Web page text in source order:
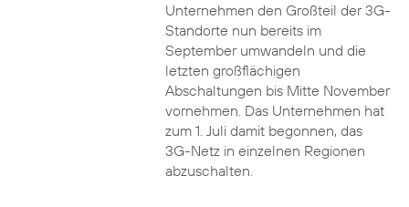
Unternehmen den Großteil der 3G-
Standorte nun bereits im
September umwandeln und die
letzten großflächigen
Abschaltungen bis Mitte November
vornehmen. Das Unternehmen hat
zum 1. Juli damit begonnen, das
3G-Netz in einzelnen Regionen
abzuschalten.